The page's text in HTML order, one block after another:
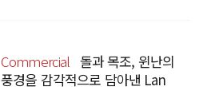
Commercial 돌과 목조, 윈난의
풍경을 감각적으로 담아낸 Lan